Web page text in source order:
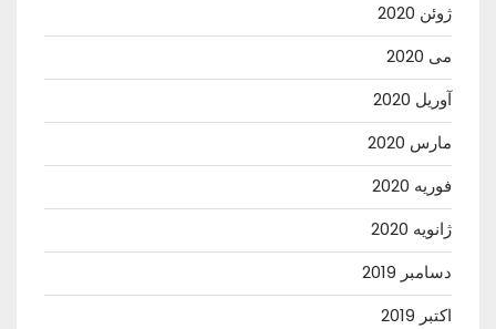
ژوئن 2020
می 2020
آوریل 2020
مارس 2020
فوریه 2020
ژانویه 2020
دسامبر 2019
اکتبر 2019